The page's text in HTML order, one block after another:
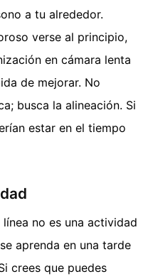
a tu alrededor.
verse al principio,
en cámara lenta
de mejorar. No
busca la alineación. Si
estar en el tiempo
no es una actividad
aprenda en una tarde
crees que puedes